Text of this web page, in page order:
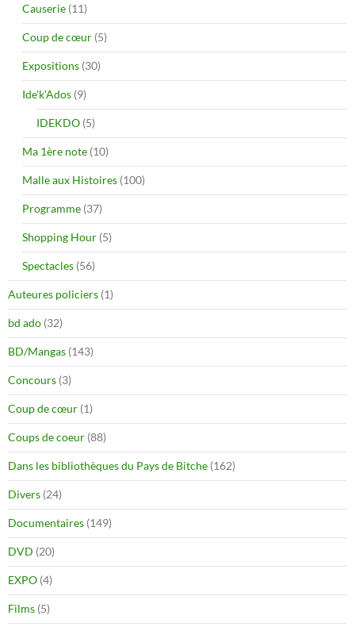
Causerie (11)
Coup de cœur (5)
Expositions (30)
Ide'k'Ados (9)
IDEKDO (5)
Ma 1ère note (10)
Malle aux Histoires (100)
Programme (37)
Shopping Hour (5)
Spectacles (56)
Auteures policiers (1)
bd ado (32)
BD/Mangas (143)
Concours (3)
Coup de cœur (1)
Coups de coeur (88)
Dans les bibliothèques du Pays de Bitche (162)
Divers (24)
Documentaires (149)
DVD (20)
EXPO (4)
Films (5)